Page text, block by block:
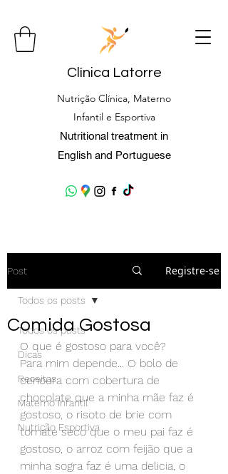
Clínica Latorre
Nutrição Clínica, Materno
Infantil e Esportiva
Nutritional treatment in
English and Portuguese
Post Registre-se
Todos os posts
Dicas
Receitas
Materno Infantil
Nutrição Esportiva
Todos os posts
Comida Gostosa
O que é gostoso para você?
Para mim depende... O bolo de
cenoura com cobertura de
chocolate que a minha mãe faz é
gostoso, o risoto de brie com
tomate seco que o meu pai faz é
gostoso, o arroz com feijão que a
minha sogra faz é uma delicia, o